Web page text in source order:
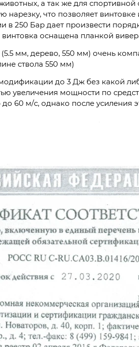
а так же для
нарезку, что позволяет
в 250 Бар дает произвести
оснащена планкой
(5.5 мм, дерево, 550 мм) очень
ствола 550 мм)
до 3 Дж без какой
увеличения мощности по
60 м/с, однако после усиления